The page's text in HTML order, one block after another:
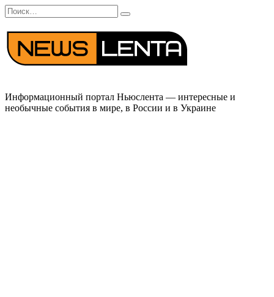
Перейти
к
содержанию
Search
for:
Информационный портал Ньюслента — интересные и
необычные события в мире, в России и в Украине